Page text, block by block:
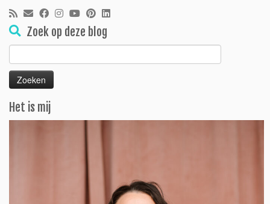
Zoek op deze blog
naar:
Het is mij